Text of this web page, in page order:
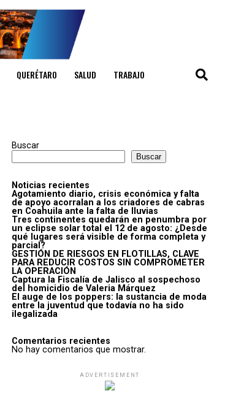
QUERÉTARO SALUD TRABAJO
Buscar
Buscar
Noticias recientes
Agotamiento diario, crisis económica y falta
de apoyo acorralan a los criadores de cabras
en Coahuila ante la falta de lluvias
Tres continentes quedarán en penumbra por
un eclipse solar total el 12 de agosto: ¿Desde
qué lugares será visible de forma completa y
parcial?
GESTIÓN DE RIESGOS EN FLOTILLAS, CLAVE
PARA REDUCIR COSTOS SIN COMPROMETER
LA OPERACIÓN
Captura la Fiscalía de Jalisco al sospechoso
del homicidio de Valeria Márquez
El auge de los poppers: la sustancia de moda
entre la juventud que todavía no ha sido
ilegalizada
Comentarios recientes
No hay comentarios que mostrar.
ADVERTISEMENT